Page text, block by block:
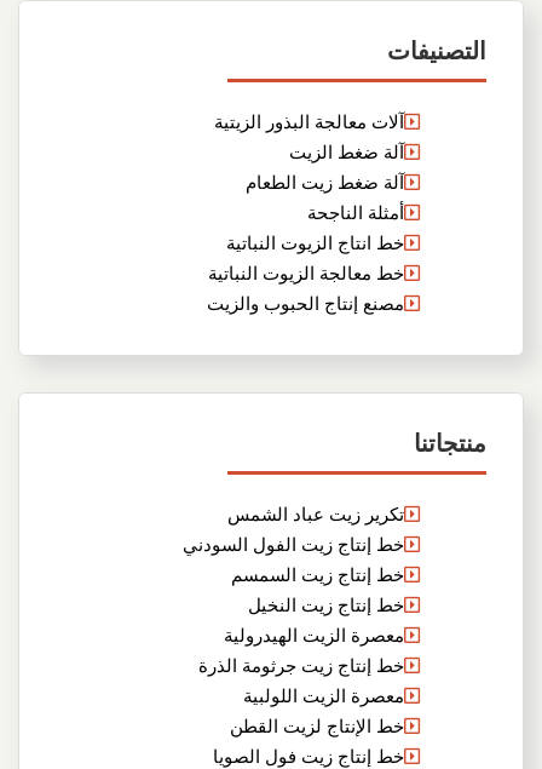
التصنيفات
آلات معالجة البذور الزيتية
آلة ضغط الزيت
آلة ضغط زيت الطعام
أمثلة الناجحة
خط انتاج الزيوت النباتية
خط معالجة الزيوت النباتية
مصنع إنتاج الحبوب والزيت
منتجاتنا
تكرير زيت عباد الشمس
خط إنتاج زيت الفول السودني
خط إنتاج زيت السمسم
خط إنتاج زيت النخيل
معصرة الزيت الهيدرولية
خط إنتاج زيت جرثومة الذرة
معصرة الزيت اللولبية
خط الإنتاج لزيت القطن
خط إنتاج زيت فول الصويا